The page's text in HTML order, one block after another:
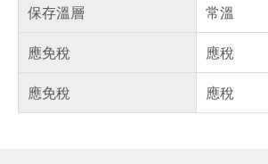
保存溫層
常溫
應免稅
應稅
應免稅
應稅